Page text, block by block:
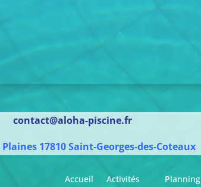
contact@aloha-piscine.fr
Plaines 17810Saint-Georges-des-Coteaux
Accueil Activités Planning